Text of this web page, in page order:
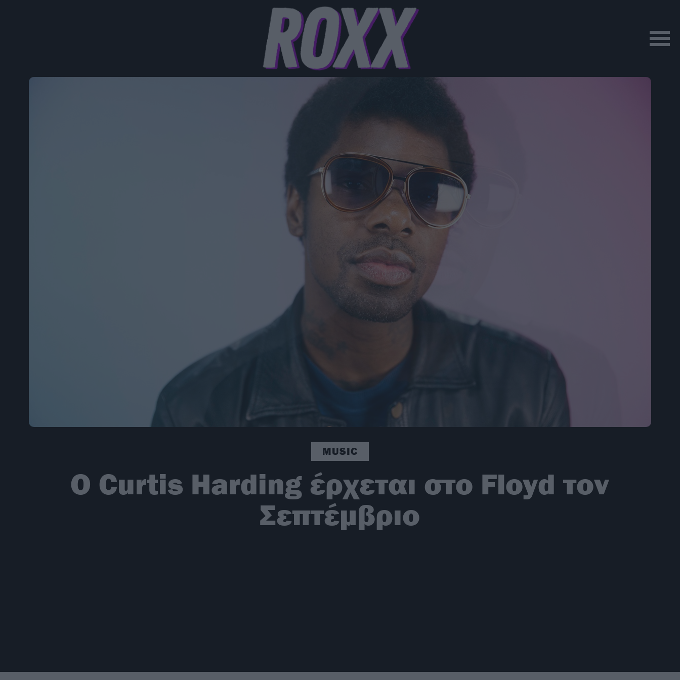
MUSIC
O Curtis Harding έρχεται στο Floyd τον
Σεπτέμβριο